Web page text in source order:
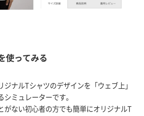
使ってみる
ジナルTシャツのデザインを「ウェブ上」
シミュレーターです。
がない初心者の方でも簡単にオリジナルT